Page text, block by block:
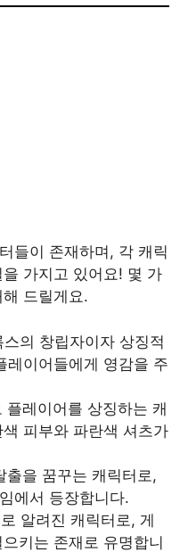
들이 존재하며, 각 캐릭
가지고 있어요! 몇 가
드릴게요.
의 창립자이자 상징적
레이어들에게 영감을 주
레이어를 상징하는 캐
피부와 파란색 셔츠가
을 꿈꾸는 캐릭터로,
에서 등장합니다.
알려진 캐릭터로, 게
키는 존재로 유명합니